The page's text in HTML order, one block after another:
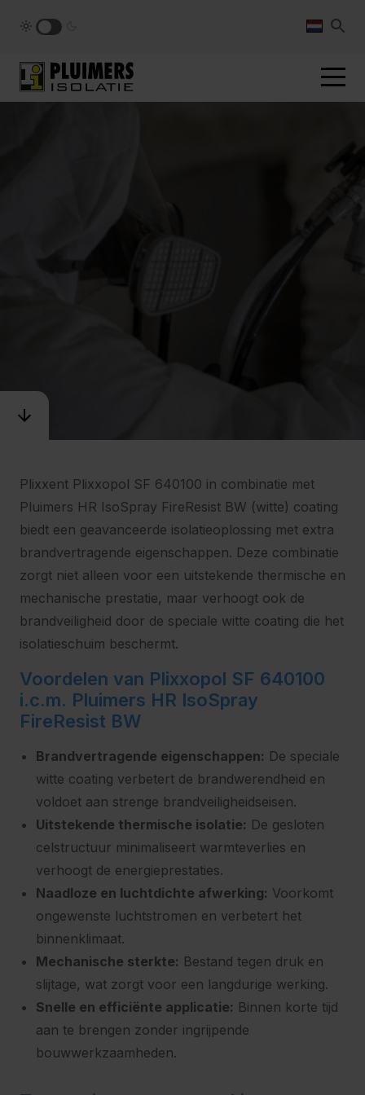
Plixxent Plixxopol SF 640100 in combinatie met
Pluimers HR IsoSpray FireResist BW (witte) coating
biedt een geavanceerde isolatieoplossing met extra
brandvertragende eigenschappen. Deze combinatie
zorgt niet alleen voor een uitstekende thermische en
mechanische prestatie, maar verhoogt ook de
brandveiligheid door de speciale witte coating die het
isolatieschuim beschermt.
Voordelen van Plixxopol SF 640100
i.c.m. Pluimers HR IsoSpray
FireResist BW
Brandvertragende eigenschappen: De speciale
witte coating verbetert de brandwerendheid en
voldoet aan strenge brandveiligheidseisen.
Uitstekende thermische isolatie: De gesloten
celstructuur minimaliseert warmteverlies en
verhoogt de energieprestaties.
Naadloze en luchtdichte afwerking: Voorkomt
ongewenste luchtstromen en verbetert het
binnenklimaat.
Mechanische sterkte: Bestand tegen druk en
slijtage, wat zorgt voor een langdurige werking.
Snelle en efficiënte applicatie: Binnen korte tijd
aan te brengen zonder ingrijpende
bouwwerkzaamheden.